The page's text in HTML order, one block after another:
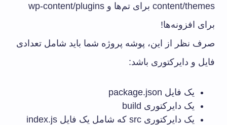
content/themes برای تم‌ها و wp-content/plugins
برای افزونه‌ها!
صرف نظر از این، پوشه پروژه شما باید شامل تعدادی
فایل و دایرکتوری باشد:
یک فایل package.json
یک دایرکتوری build
یک دایرکتوری src که شامل یک فایل index.js